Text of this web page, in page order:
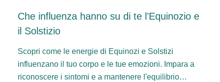
Che influenza hanno su di te l’Equinozio e
il Solstizio
Scopri come le energie di Equinozi e Solstizi
influenzano il tuo corpo e le tue emozioni. Impara a
riconoscere i sintomi e a mantenere l'equilibrio…